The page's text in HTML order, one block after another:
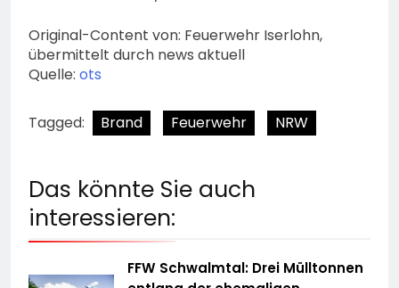
Original-Content von: Feuerwehr Iserlohn,
übermittelt durch news aktuell
Quelle: ots
Tagged: Brand Feuerwehr NRW
Das könnte Sie auch
interessieren:
FFW Schwalmtal: Drei Mülltonnen